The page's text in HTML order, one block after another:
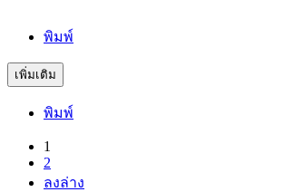
พิมพ์
เพิ่มเติม
พิมพ์
1
2
ลงล่าง